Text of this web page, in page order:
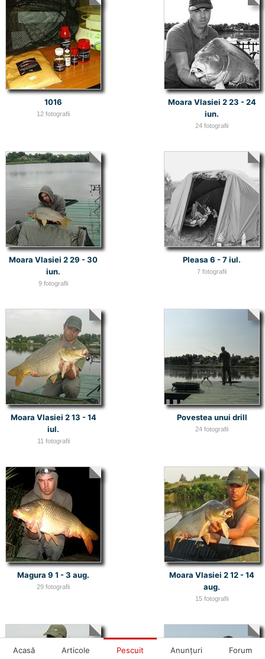
1016
12 fotografii
Moara Vlasiei 2 23 - 24
iun.
24 fotografii
Moara Vlasiei 2 29 - 30
iun.
9 fotografii
Pleasa 6 - 7 iul.
7 fotografii
Moara Vlasiei 2 13 - 14
iul.
11 fotografii
Povestea unui drill
24 fotografii
Magura 9 1 - 3 aug.
29 fotografii
Moara Vlasiei 2 12 - 14
aug.
15 fotografii
Acasă Articole Pescuit Anunţuri Forum